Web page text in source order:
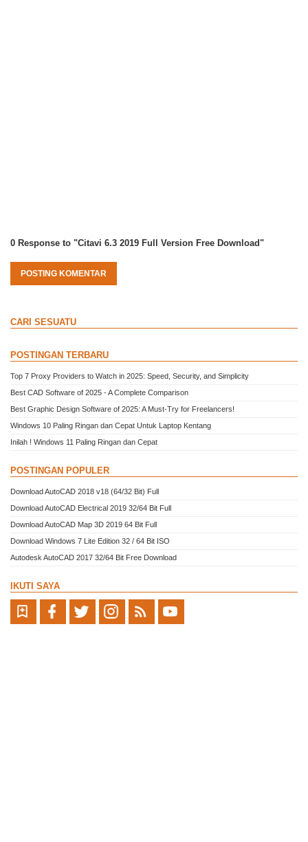
0 Response to "Citavi 6.3 2019 Full Version Free Download"
POSTING KOMENTAR
CARI SESUATU
POSTINGAN TERBARU
Top 7 Proxy Providers to Watch in 2025: Speed, Security, and Simplicity
Best CAD Software of 2025 - A Complete Comparison
Best Graphic Design Software of 2025: A Must-Try for Freelancers!
Windows 10 Paling Ringan dan Cepat Untuk Laptop Kentang
Inilah ! Windows 11 Paling Ringan dan Cepat
POSTINGAN POPULER
Download AutoCAD 2018 v18 (64/32 Bit) Full
Download AutoCAD Electrical 2019 32/64 Bit Full
Download AutoCAD Map 3D 2019 64 Bit Full
Download Windows 7 Lite Edition 32 / 64 Bit ISO
Autodesk AutoCAD 2017 32/64 Bit Free Download
IKUTI SAYA